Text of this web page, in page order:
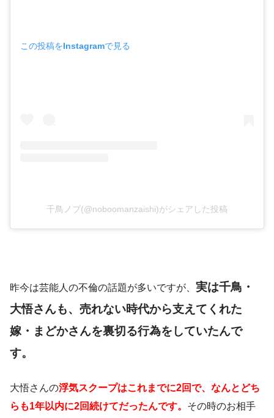
この投稿をInstagramで見る
千鳥ノブ(@noboomanzaishi)がシェアした投稿
昨今は芸能人の不倫の話題が多いですが、 実は千鳥・
大悟さんも、売れない時代から支えてくれた
嫁・まどかさんを裏切る行為をしていたんで
す。
大悟さんの浮気スクープはこれまでに2回で、なんとどち
らも1年以内に2回続けてだったんです。 その時のお相手